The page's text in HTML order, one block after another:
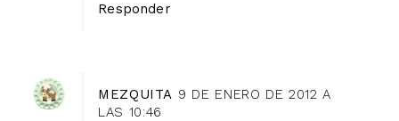
Responder
MEZQUITA 9 DE ENERO DE 2012 A
LAS 10:46